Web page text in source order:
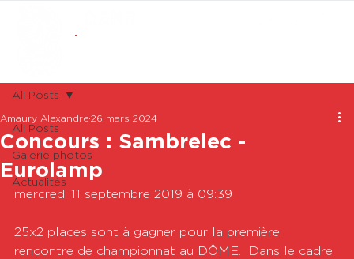
All Posts
Galerie photos
Actualités
All Posts
Concours : Sambrelec -
Eurolamp
Amaury Alexandre 26 mars 2024
mercredi 11 septembre 2019 à 09:39
25x2 places sont à gagner pour la première
rencontre de championnat au DÔME.  Dans le cadre